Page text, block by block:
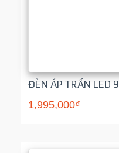
ĐÈN ÁP TRẦN LED
1,995,000₫